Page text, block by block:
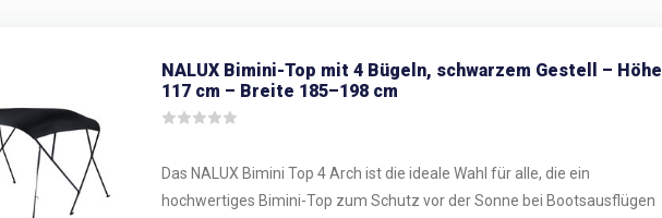
NALUX Bimini-Top mit 4 Bügeln, schwarzem Gestell – Höhe
117 cm – Breite 185–198 cm
Das NALUX Bimini Top 4 Arch ist die ideale Wahl für alle, die ein
hochwertiges Bimini-Top zum Schutz vor der Sonne bei Bootsausflügen